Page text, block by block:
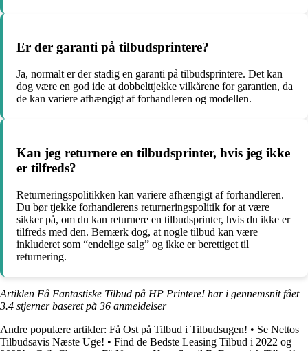
Er der garanti på tilbudsprintere?
Ja, normalt er der stadig en garanti på tilbudsprintere. Det kan
dog være en god ide at dobbelttjekke vilkårene for garantien, da
de kan variere afhængigt af forhandleren og modellen.
Kan jeg returnere en tilbudsprinter, hvis jeg ikke
er tilfreds?
Returneringspolitikken kan variere afhængigt af forhandleren.
Du bør tjekke forhandlerens returneringspolitik for at være
sikker på, om du kan returnere en tilbudsprinter, hvis du ikke er
tilfreds med den. Bemærk dog, at nogle tilbud kan være
inkluderet som “endelige salg” og ikke er berettiget til
returnering.
Artiklen Få Fantastiske Tilbud på HP Printere! har i gennemsnit fået
3.4 stjerner baseret på 36 anmeldelser
Andre populære artikler: Få Ost på Tilbud i Tilbudsugen! • Se Nettos
Tilbudsavis Næste Uge! • Find de Bedste Leasing Tilbud i 2022 og